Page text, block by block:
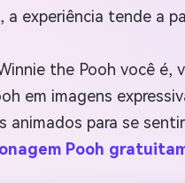
a experiência tende a
the Pooh você é,
em imagens
para se
Pooh